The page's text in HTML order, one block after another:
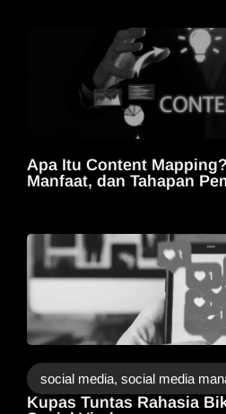
Apa Itu Content
Manfaat, dan Tahapan
social media, social media
Kupas Tuntas Rahasia